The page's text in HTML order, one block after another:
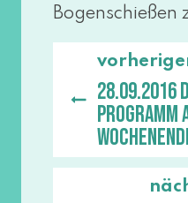
Bogenschießen
28.09.2016
Programm